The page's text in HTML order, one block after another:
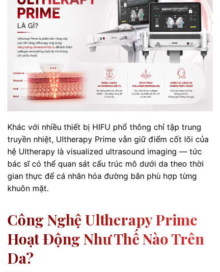
Khác với nhiều thiết bị HIFU phổ thông chỉ tập trung
truyền nhiệt, Ultherapy Prime vẫn giữ điểm cốt lõi của
hệ Ultherapy là visualized ultrasound imaging — tức
bác sĩ có thể quan sát cấu trúc mô dưới da theo thời
gian thực để cá nhân hóa đường bắn phù hợp từng
khuôn mặt.
Công Nghệ Ultherapy Prime
Hoạt Động Như Thế Nào Trên
Da?